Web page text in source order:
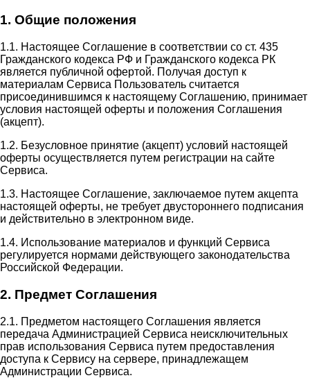
1. Общие положения
1.1. Настоящее Соглашение в соответствии со ст. 435
Гражданского кодекса РФ и Гражданского кодекса РК
является публичной офертой. Получая доступ к
материалам Сервиса Пользователь считается
присоединившимся к настоящему Соглашению, принимает
условия настоящей оферты и положения Соглашения
(акцепт).
1.2. Безусловное принятие (акцепт) условий настоящей
оферты осуществляется путем регистрации на сайте
Сервиса.
1.3. Настоящее Соглашение, заключаемое путем акцепта
настоящей оферты, не требует двустороннего подписания
и действительно в электронном виде.
1.4. Использование материалов и функций Сервиса
регулируется нормами действующего законодательства
Российской Федерации.
2. Предмет Соглашения
2.1. Предметом настоящего Соглашения является
передача Администрацией Сервиса неисключительных
прав использования Сервиса путем предоставления
доступа к Сервису на сервере, принадлежащем
Администрации Сервиса.